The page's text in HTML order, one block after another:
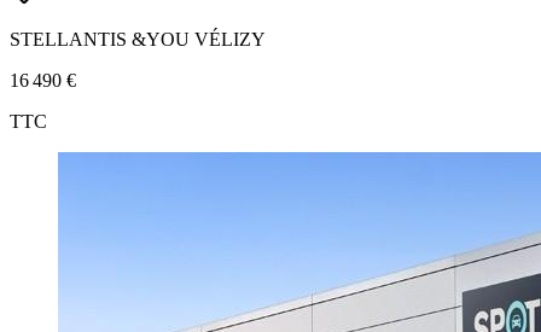
STELLANTIS &YOU VÉLIZY
16 490 €
TTC